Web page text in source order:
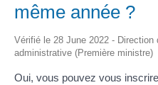
même année ?
Vérifié le 28 June 2022 - Direction
administrative (Première ministre)
Oui, vous pouvez vous